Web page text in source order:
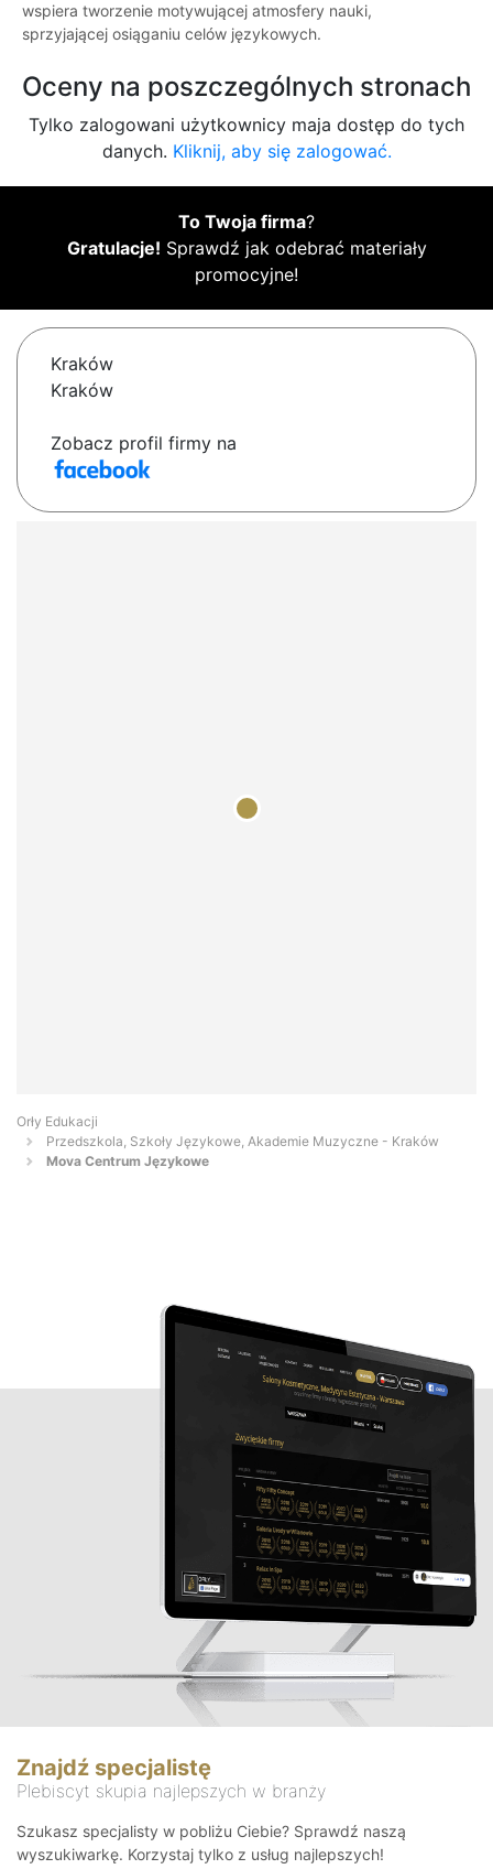
wspiera tworzenie motywującej atmosfery nauki,
sprzyjającej osiąganiu celów językowych.
Oceny na poszczególnych stronach
Tylko zalogowani użytkownicy maja dostęp do tych
danych. Kliknij, aby się zalogować.
To Twoja firma?
Gratulacje! Sprawdź jak odebrać materiały
promocyjne!
Kraków
Kraków
Zobacz profil firmy na
Orły Edukacji
Przedszkola, Szkoły Językowe, Akademie Muzyczne - Kraków
Mova Centrum Językowe
Znajdź specjalistę
Plebiscyt skupia najlepszych w branży
Szukasz specjalisty w pobliżu Ciebie? Sprawdź naszą
wyszukiwarkę. Korzystaj tylko z usług najlepszych!